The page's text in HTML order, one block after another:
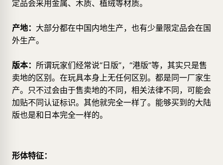
定品会采用金属、木质、植绒等材质。
产地： 大部分都在中国内地生产，也有少量限定品会在国
外生产。
版本： 所谓玩家们经常说“日版”，“港版”等，其实只是售
卖地的区别。在玩具本身上无任何区别。都是同一厂家生
产。只不过会由于售卖地的不同，相关法律不同，可能会
加贴不同认证标识。其他就完全一样了。能够买到的大陆
版也是和日本完全一样的。
形体特征：